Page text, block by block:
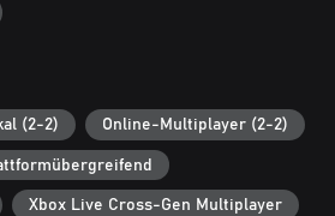
(2-2) Online-Multiplayer (2-2)
Xbox Live Cross-Gen Multiplayer